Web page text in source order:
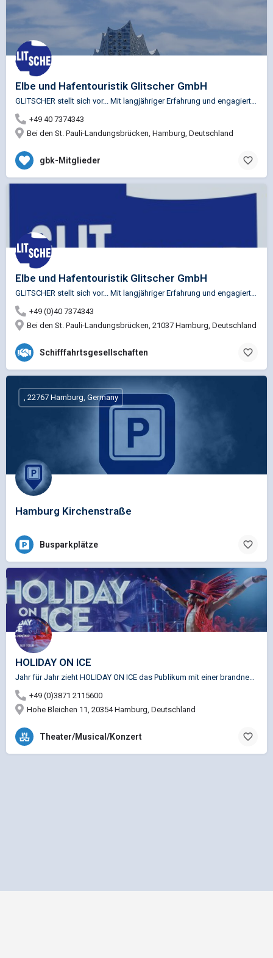
Elbe und Hafentouristik Glitscher GmbH
+49 40 7374343
Bei den St. Pauli-Landungsbrücken, Hamburg, Deutschland
gbk-Mitglieder
Elbe und Hafentouristik Glitscher GmbH
+49 (0)40 7374343
Bei den St. Pauli-Landungsbrücken, 21037 Hamburg, Deutschland
Schifffahrtsgesellschaften
Hamburg Kirchenstraße
, 22767 Hamburg, Germany
Busparkplätze
HOLIDAY ON ICE
+49 (0)3871 2115600
Hohe Bleichen 11, 20354 Hamburg, Deutschland
Theater/Musical/Konzert